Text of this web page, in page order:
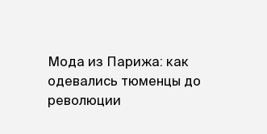
Мода из Парижа: как
одевались тюменцы до
революции